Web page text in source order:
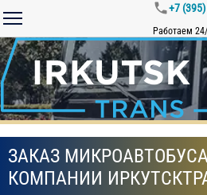
+7
Работаем
ЗАКАЗ
КОМПАНИИ